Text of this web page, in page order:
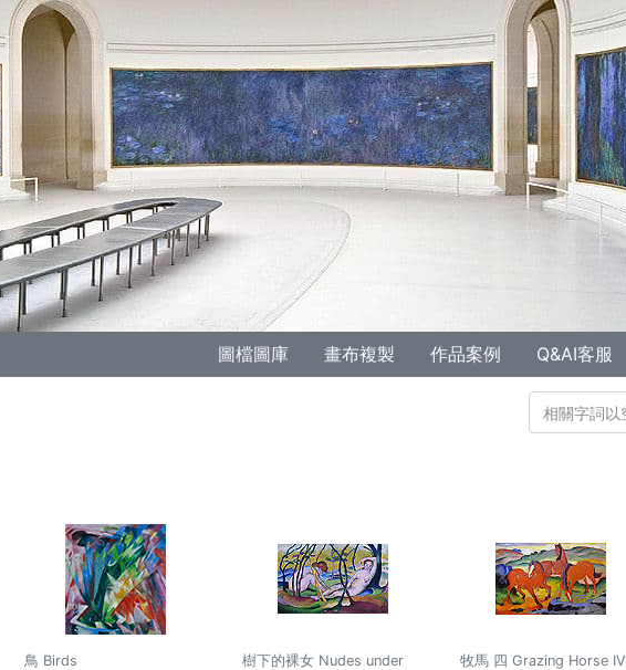
圖檔圖庫 畫布複製 作品案例 Q&AI客服
搜尋
鳥 Birds
樹下的裸女 Nudes under
牧馬 四 Grazing Horse IV